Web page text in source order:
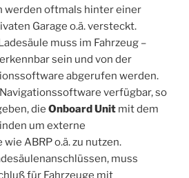
werden oftmals hinter einer
Garage o.ä. versteckt.
muss im Fahrzeug –
sein und von der
abgerufen werden.
verfügbar, so
die Onboard Unit mit dem
um externe
ABRP o.ä. zu nutzen.
muss
für Fahrzeuge mit